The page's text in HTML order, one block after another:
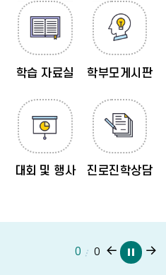
학습 자료실 학부모게시판
대회 및 행사 진로진학상담
0 0
이
전
일